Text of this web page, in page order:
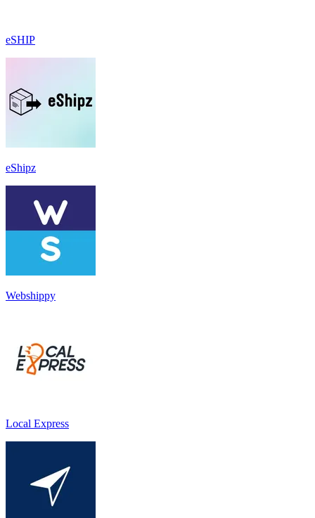
eSHIP
eShipz
Webshippy
Local Express